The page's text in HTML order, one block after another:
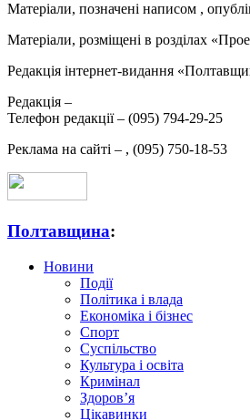
Матеріали, позначені написом ,
Матеріали, розміщені в розділах
Редакція інтернет-видання
Редакція –
Телефон редакції – (095) 794-29-25
Реклама на сайті – , (095) 750-18-53
Полтавщина:
Новини
Події
Політика і влада
Економіка і бізнес
Спорт
Суспільство
Культура і освіта
Кримінал
Здоров’я
Цікавинки